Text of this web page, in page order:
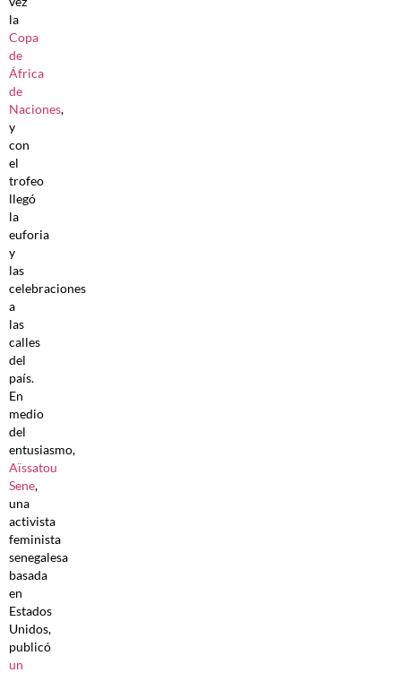
la
Copa
de
África
de
Naciones,
y
con
el
trofeo
llegó
la
euforia
y
las
celebraciones
a
las
calles
del
país.
En
medio
del
entusiasmo,
Aïssatou
Sene,
una
activista
feminista
senegalesa
basada
en
Estados
Unidos,
publicó
un